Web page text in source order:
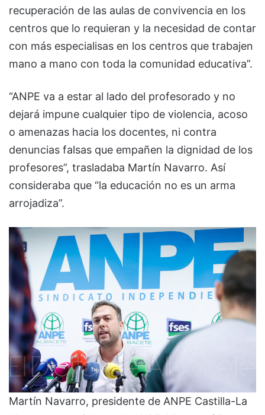
recuperación de las aulas de convivencia en los
centros que lo requieran y la necesidad de contar
con más especialisas en los centros que trabajen
mano a mano con toda la comunidad educativa”.
“ANPE va a estar al lado del profesorado y no
dejará impune cualquier tipo de violencia, acoso
o amenazas hacia los docentes, ni contra
denuncias falsas que empañen la dignidad de los
profesores”, trasladaba Martín Navarro. Así
consideraba que “la educación no es un arma
arrojadiza”.
Martín Navarro, presidente de ANPE Castilla-La